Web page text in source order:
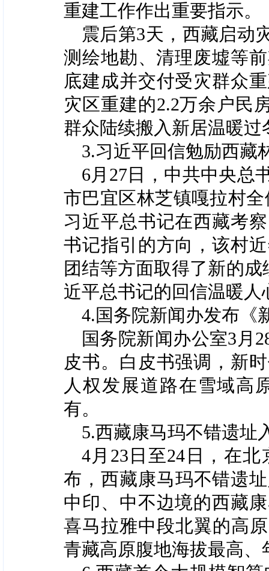
重建工作作出重要指示
震后第3天，西藏启动
测绘地勘、清理废墟等
底建成并交付受灾群众
灾区重建的2.2万余户民
群众陆续搬入新居温暖过
3.习近平回信勉励西藏
6月27日，中共中央总
市巴宜区林芝镇嘎拉村
习近平总书记在西藏考
书记指引的方向，该村
团结等方面取得了新的
近平总书记的回信温暖
4.国务院新闻办发布
国务院新闻办公室3月
皮书。白皮书强调，新
人权发展道路在雪域高
有。
5.西藏康马玛不错遗址
4月23日至24日，在
布，西藏康马玛不错遗
中印、中不边境的西藏
喜马拉雅中段北翼的高
青藏高原腹地海拔最高